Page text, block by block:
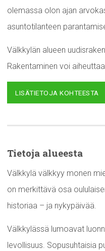
olemassa olon ajan
asuntotilanteen
Välkkylän alueen
Rakentaminen voi
LISÄTIETOJA KOHTEESTA
Tietoja alueesta
Välkkylä välkkyy monen
on merkittävä osa
historiaa – ja nykypäivää.
Välkkylässä lumoavat
levollisuus. Sopusuhtaisia